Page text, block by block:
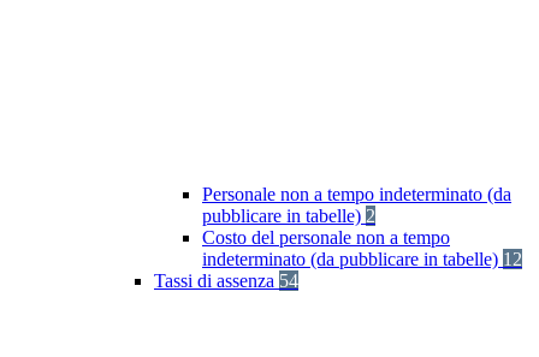
Personale non a tempo indeterminato (da
pubblicare in tabelle) 2
Costo del personale non a tempo
indeterminato (da pubblicare in tabelle) 12
Tassi di assenza 54